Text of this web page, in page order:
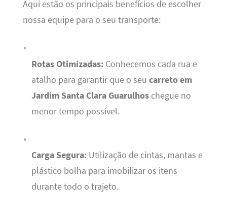
Aqui estão os principais benefícios de escolher
nossa equipe para o seu transporte:
Rotas Otimizadas:Conhecemos cada rua e
atalho para garantir que o seu carreto em
Jardim Santa Clara Guarulhoschegue no
menor tempo possível.
Carga Segura:Utilização de cintas, mantas e
plástico bolha para imobilizar os itens
durante todo o trajeto.